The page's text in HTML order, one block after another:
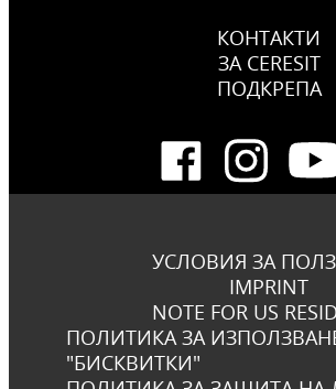
КОНТАКТИ
ЗА CERESIT
ПОДКРЕПА
УСЛОВИЯ ЗА
IMPRINT
NOTE FOR US
ПОЛИТИКА ЗА
"БИСКВИТКИ"